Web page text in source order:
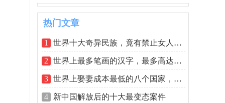
热门文章
1 世界十大奇异民族，竟有禁止女人穿裤子
2 世界上最多笔画的汉字，最多高达172画
3 世界上娶妻成本最低的八个国家，印度居
4 新中国解放后的十大最变态案件